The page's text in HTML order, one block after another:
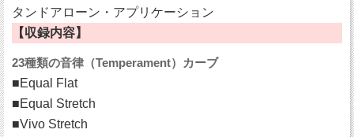
タンドアローン・アプリケーション
【収録内容】
23種類の音律（Temperament）カーブ
■Equal Flat
■Equal Stretch
■Vivo Stretch